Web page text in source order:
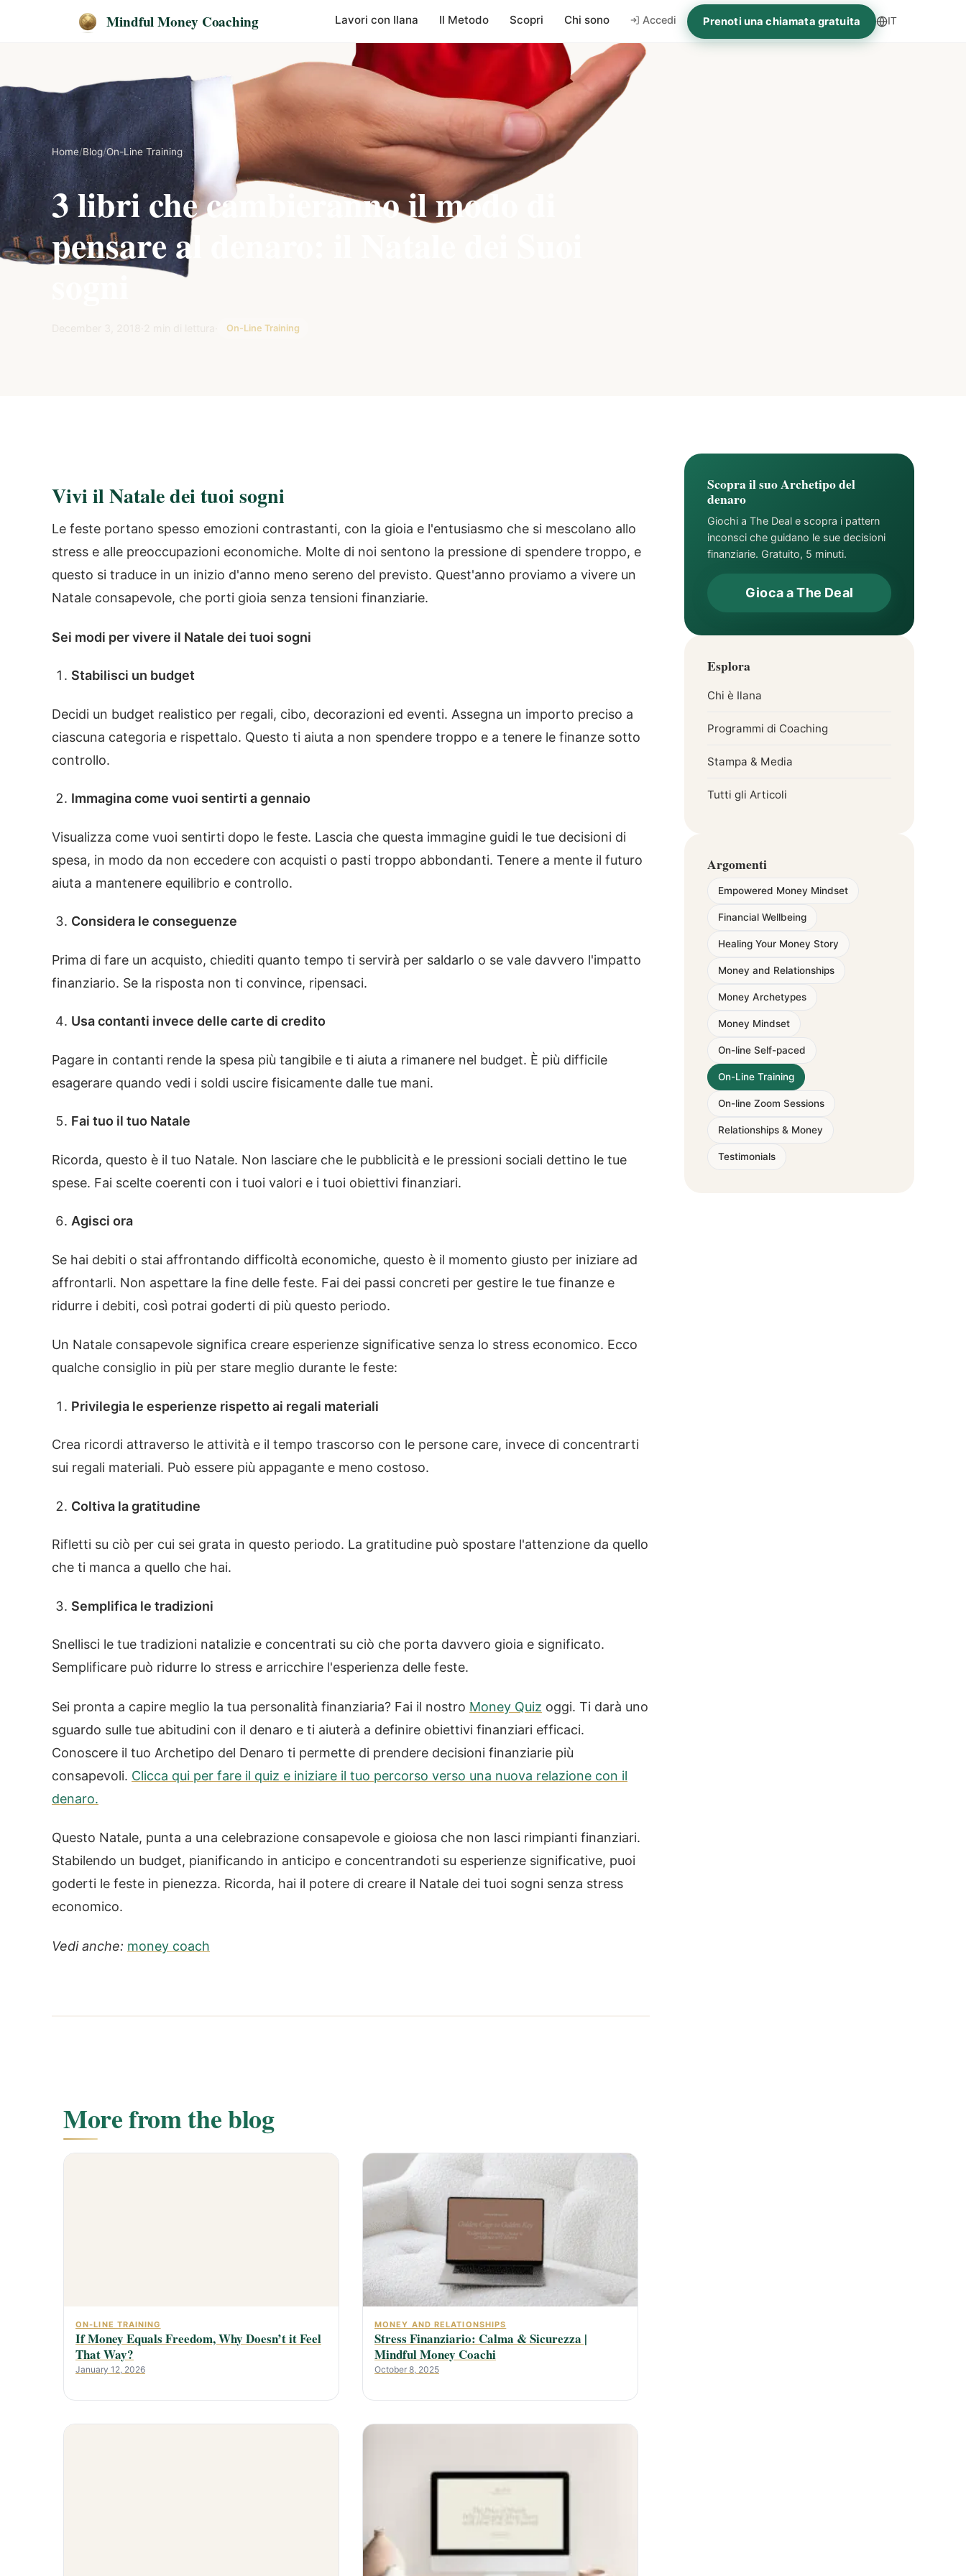
Mindful Money Coaching Lavori con Ilana Il Metodo Scopri Chi sono Accedi Prenoti una chiamata gratuita IT
Home/Blog/On-Line Training
3 libri che cambieranno il modo di
pensare al denaro: il Natale dei Suoi
On-Line Training
Vivi il Natale dei tuoi sogni
Le feste portano spesso emozioni contrastanti, con la gioia e l'entusiasmo che si mescolano allo
stress e alle preoccupazioni economiche. Molte di noi sentono la pressione di spendere troppo, e
questo si traduce in un inizio d'anno meno sereno del previsto. Quest'anno proviamo a vivere un
Natale consapevole, che porti gioia senza tensioni finanziarie.
Sei modi per vivere il Natale dei tuoi sogni
Stabilisci un budget
Decidi un budget realistico per regali, cibo, decorazioni ed eventi. Assegna un importo preciso a
ciascuna categoria e rispettalo. Questo ti aiuta a non spendere troppo e a tenere le finanze sotto
controllo.
Immagina come vuoi sentirti a gennaio
Visualizza come vuoi sentirti dopo le feste. Lascia che questa immagine guidi le tue decisioni di
spesa, in modo da non eccedere con acquisti o pasti troppo abbondanti. Tenere a mente il futuro
aiuta a mantenere equilibrio e controllo.
Considera le conseguenze
Prima di fare un acquisto, chiediti quanto tempo ti servirà per saldarlo o se vale davvero l'impatto
finanziario. Se la risposta non ti convince, ripensaci.
Usa contanti invece delle carte di credito
Pagare in contanti rende la spesa più tangibile e ti aiuta a rimanere nel budget. È più difficile
esagerare quando vedi i soldi uscire fisicamente dalle tue mani.
Fai tuo il tuo Natale
Ricorda, questo è il tuo Natale. Non lasciare che le pubblicità e le pressioni sociali dettino le tue
spese. Fai scelte coerenti con i tuoi valori e i tuoi obiettivi finanziari.
Agisci ora
Se hai debiti o stai affrontando difficoltà economiche, questo è il momento giusto per iniziare ad
affrontarli. Non aspettare la fine delle feste. Fai dei passi concreti per gestire le tue finanze e
ridurre i debiti, così potrai goderti di più questo periodo.
Un Natale consapevole significa creare esperienze significative senza lo stress economico. Ecco
qualche consiglio in più per stare meglio durante le feste:
Privilegia le esperienze rispetto ai regali materiali
Crea ricordi attraverso le attività e il tempo trascorso con le persone care, invece di concentrarti
sui regali materiali. Può essere più appagante e meno costoso.
Coltiva la gratitudine
Rifletti su ciò per cui sei grata in questo periodo. La gratitudine può spostare l'attenzione da quello
che ti manca a quello che hai.
Semplifica le tradizioni
Snellisci le tue tradizioni natalizie e concentrati su ciò che porta davvero gioia e significato.
Semplificare può ridurre lo stress e arricchire l'esperienza delle feste.
Sei pronta a capire meglio la tua personalità finanziaria? Fai il nostro Money Quiz oggi. Ti darà uno
sguardo sulle tue abitudini con il denaro e ti aiuterà a definire obiettivi finanziari efficaci.
Conoscere il tuo Archetipo del Denaro ti permette di prendere decisioni finanziarie più
consapevoli. Clicca qui per fare il quiz e iniziare il tuo percorso verso una nuova relazione con il
denaro.
Questo Natale, punta a una celebrazione consapevole e gioiosa che non lasci rimpianti finanziari.
Stabilendo un budget, pianificando in anticipo e concentrandoti su esperienze significative, puoi
goderti le feste in pienezza. Ricorda, hai il potere di creare il Natale dei tuoi sogni senza stress
economico.
Vedi anche: money coach
More from the blog
ON-LINE TRAINING
If Money Equals Freedom, Why Doesn’t it Feel
That Way?
January 12, 2026
MONEY AND RELATIONSHIPS
Stress Finanziario: Calma & Sicurezza |
Mindful Money Coachi
October 8, 2025
Scopra il suo Archetipo del
denaro
Giochi a The Deal e scopra i pattern
inconsci che guidano le sue decisioni
finanziarie. Gratuito, 5 minuti.
Gioca a The Deal
Esplora
Chi è Ilana
Programmi di Coaching
Stampa & Media
Tutti gli Articoli
Argomenti
Empowered Money Mindset
Financial Wellbeing
Healing Your Money Story
Money and Relationships
Money Archetypes
Money Mindset
On-line Self-paced
On-Line Training
On-line Zoom Sessions
Relationships & Money
Testimonials